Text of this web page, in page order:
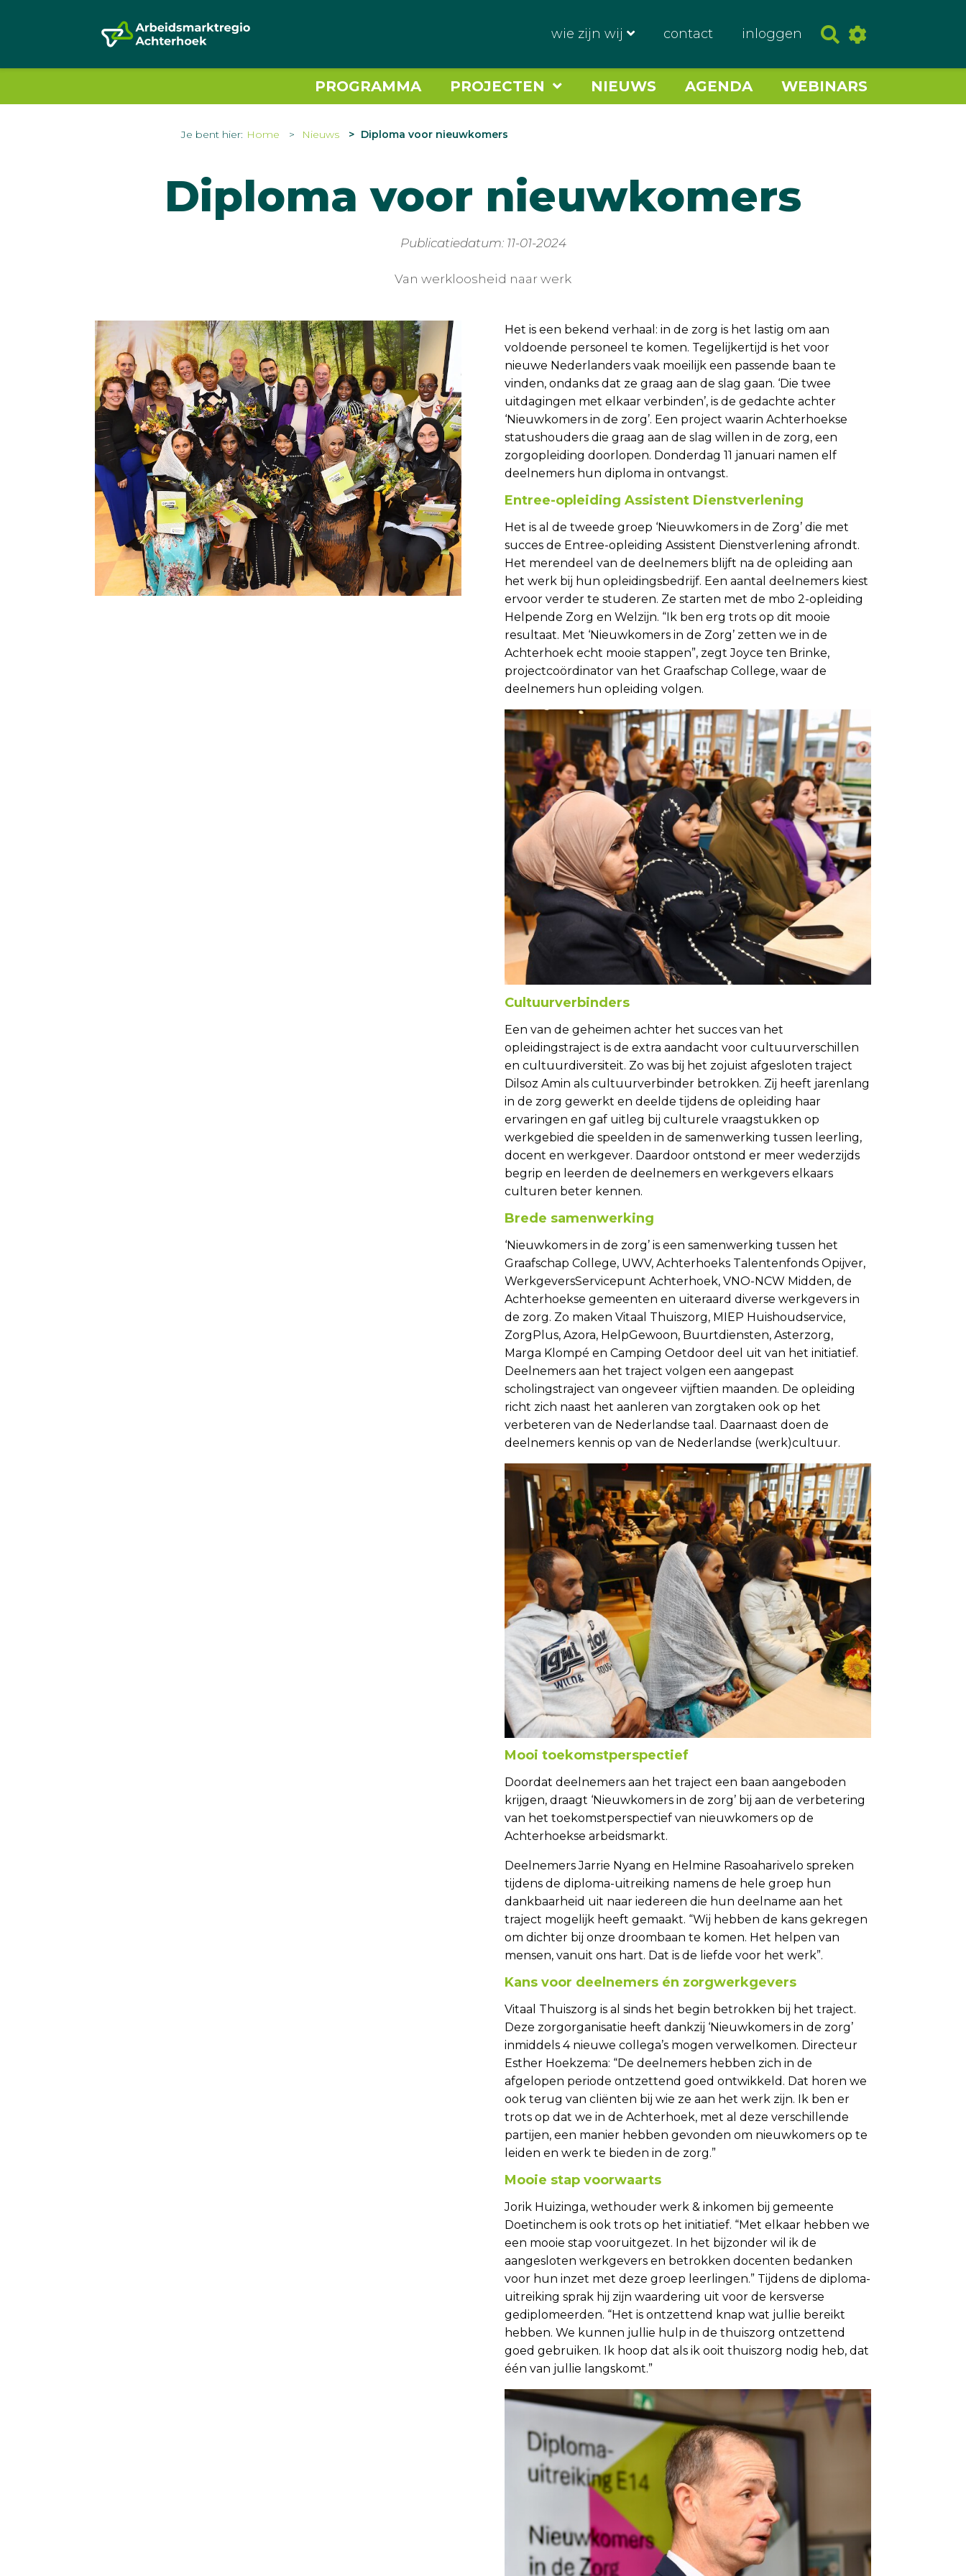
wie zijn wij contact inloggen
PROGRAMMA PROJECTEN NIEUWS AGENDA WEBINARS
Je bent hier: Home Nieuws Diploma voor nieuwkomers
Diploma voor nieuwkomers
Publicatiedatum: 11-01-2024
Van werkloosheid naar werk
Het is een bekend verhaal: in de zorg is het lastig om aan
voldoende personeel te komen. Tegelijkertijd is het voor
nieuwe Nederlanders vaak moeilijk een passende baan te
vinden, ondanks dat ze graag aan de slag gaan. ‘Die twee
uitdagingen met elkaar verbinden’, is de gedachte achter
‘Nieuwkomers in de zorg’. Een project waarin Achterhoekse
statushouders die graag aan de slag willen in de zorg, een
zorgopleiding doorlopen. Donderdag 11 januari namen elf
deelnemers hun diploma in ontvangst.
Entree-opleiding Assistent Dienstverlening
Het is al de tweede groep ‘Nieuwkomers in de Zorg’ die met
succes de Entree-opleiding Assistent Dienstverlening afrondt.
Het merendeel van de deelnemers blijft na de opleiding aan
het werk bij hun opleidingsbedrijf. Een aantal deelnemers kiest
ervoor verder te studeren. Ze starten met de mbo 2-opleiding
Helpende Zorg en Welzijn. “Ik ben erg trots op dit mooie
resultaat. Met ‘Nieuwkomers in de Zorg’ zetten we in de
Achterhoek echt mooie stappen”, zegt Joyce ten Brinke,
projectcoördinator van het Graafschap College, waar de
deelnemers hun opleiding volgen.
Cultuurverbinders
Een van de geheimen achter het succes van het
opleidingstraject is de extra aandacht voor cultuurverschillen
en cultuurdiversiteit. Zo was bij het zojuist afgesloten traject
Dilsoz Amin als cultuurverbinder betrokken. Zij heeft jarenlang
in de zorg gewerkt en deelde tijdens de opleiding haar
ervaringen en gaf uitleg bij culturele vraagstukken op
werkgebied die speelden in de samenwerking tussen leerling,
docent en werkgever. Daardoor ontstond er meer wederzijds
begrip en leerden de deelnemers en werkgevers elkaars
culturen beter kennen.
Brede samenwerking
‘Nieuwkomers in de zorg’ is een samenwerking tussen het
Graafschap College, UWV, Achterhoeks Talentenfonds Opijver,
WerkgeversServicepunt Achterhoek, VNO-NCW Midden, de
Achterhoekse gemeenten en uiteraard diverse werkgevers in
de zorg. Zo maken Vitaal Thuiszorg, MIEP Huishoudservice,
ZorgPlus, Azora, HelpGewoon, Buurtdiensten, Asterzorg,
Marga Klompé en Camping Oetdoor deel uit van het initiatief.
Deelnemers aan het traject volgen een aangepast
scholingstraject van ongeveer vijftien maanden. De opleiding
richt zich naast het aanleren van zorgtaken ook op het
verbeteren van de Nederlandse taal. Daarnaast doen de
deelnemers kennis op van de Nederlandse (werk)cultuur.
Mooi toekomstperspectief
Doordat deelnemers aan het traject een baan aangeboden
krijgen, draagt ‘Nieuwkomers in de zorg’ bij aan de verbetering
van het toekomstperspectief van nieuwkomers op de
Achterhoekse arbeidsmarkt.
Deelnemers Jarrie Nyang en Helmine Rasoaharivelo spreken
tijdens de diploma-uitreiking namens de hele groep hun
dankbaarheid uit naar iedereen die hun deelname aan het
traject mogelijk heeft gemaakt. “Wij hebben de kans gekregen
om dichter bij onze droombaan te komen. Het helpen van
mensen, vanuit ons hart. Dat is de liefde voor het werk”.
Kans voor deelnemers én zorgwerkgevers
Vitaal Thuiszorg is al sinds het begin betrokken bij het traject.
Deze zorgorganisatie heeft dankzij ‘Nieuwkomers in de zorg’
inmiddels 4 nieuwe collega’s mogen verwelkomen. Directeur
Esther Hoekzema: “De deelnemers hebben zich in de
afgelopen periode ontzettend goed ontwikkeld. Dat horen we
ook terug van cliënten bij wie ze aan het werk zijn. Ik ben er
trots op dat we in de Achterhoek, met al deze verschillende
partijen, een manier hebben gevonden om nieuwkomers op te
leiden en werk te bieden in de zorg.”
Mooie stap voorwaarts
Jorik Huizinga, wethouder werk & inkomen bij gemeente
Doetinchem is ook trots op het initiatief. “Met elkaar hebben we
een mooie stap vooruitgezet. In het bijzonder wil ik de
aangesloten werkgevers en betrokken docenten bedanken
voor hun inzet met deze groep leerlingen.” Tijdens de diploma-
uitreiking sprak hij zijn waardering uit voor de kersverse
gediplomeerden. “Het is ontzettend knap wat jullie bereikt
hebben. We kunnen jullie hulp in de thuiszorg ontzettend
goed gebruiken. Ik hoop dat als ik ooit thuiszorg nodig heb, dat
één van jullie langskomt.”